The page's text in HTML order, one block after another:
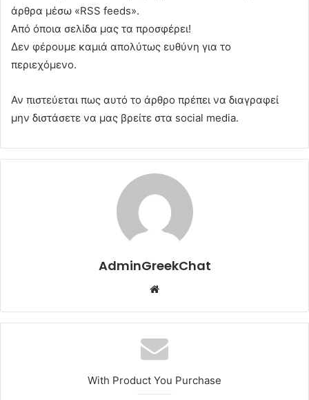
άρθρα μέσω «RSS feeds».
Από όποια σελίδα μας τα προσφέρει!
Δεν φέρουμε καμιά απολύτως ευθύνη για το
περιεχόμενο.
Αν πιστεύεται πως αυτό το άρθρο πρέπει να διαγραφεί
μην διστάσετε να μας βρείτε στα social media.
AdminGreekChat
With Product You Purchase